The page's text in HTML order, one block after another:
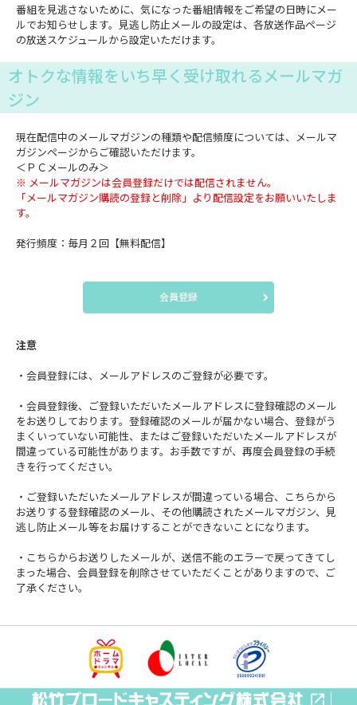
番組を見逃さないために、気になった番組情報をご希望の日時にメー
ルでお知らせします。見逃し防止メールの設定は、各放送作品ページ
の放送スケジュールから設定いただけます。
オトクな情報をいち早く受け取れるメールマガ
ジン
現在配信中のメールマガジンの種類や配信頻度については、メールマ
ガジンページからご確認いただけます。
＜ＰＣメールのみ＞
※ メールマガジンは会員登録だけでは配信されません。
「メールマガジン購読の登録と削除」より配信設定をお願いいたしま
す。
発行頻度：毎月２回【無料配信】
会員登録
注意
・会員登録には、メールアドレスのご登録が必要です。
・会員登録後、ご登録いただいたメールアドレスに登録確認のメール
をお送りしております。登録確認のメールが届かない場合、登録がう
まくいっていない可能性、またはご登録いただいたメールアドレスが
間違っている可能性があります。お手数ですが、再度会員登録の手続
きを行ってください。
・ご登録いただいたメールアドレスが間違っている場合、こちらから
お送りする登録確認のメール、その他購読されたメールマガジン、見
逃し防止メール等をお届けすることができないことになります。
・こちらからお送りしたメールが、送信不能のエラーで戻ってきてし
まった場合、会員登録を削除させていただくことがありますので、ご
了承ください。